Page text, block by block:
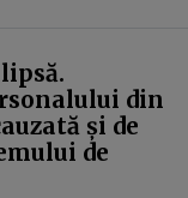
din
și de
de